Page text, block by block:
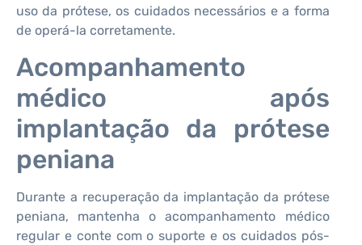
uso da prótese, os cuidados necessários e a forma
de operá-la corretamente.
Acompanhamento
médico após
implantação da prótese
peniana
Durante a recuperação da implantação da prótese
peniana, mantenha o acompanhamento médico
regular e conte com o suporte e os cuidados pós-